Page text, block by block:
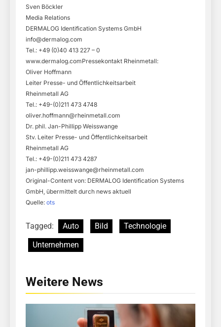
Sven Böckler
Media Relations
DERMALOG Identification Systems GmbH
info@dermalog.com
Tel.: +49 (0)40 413 227 – 0
www.dermalog.comPressekontakt Rheinmetall:
Oliver Hoffmann
Leiter Presse- und Öffentlichkeitsarbeit
Rheinmetall AG
Tel.: +49-(0)211 473 4748
oliver.hoffmann@rheinmetall.com
Dr. phil. Jan-Phillipp Weisswange
Stv. Leiter Presse- und Öffentlichkeitsarbeit
Rheinmetall AG
Tel.: +49-(0)211 473 4287
jan-phillipp.weisswange@rheinmetall.com
Original-Content von: DERMALOG Identification Systems
GmbH, übermittelt durch news aktuell
Quelle: ots
Tagged: Auto Bild
Technologie
Unternehmen
Weitere News